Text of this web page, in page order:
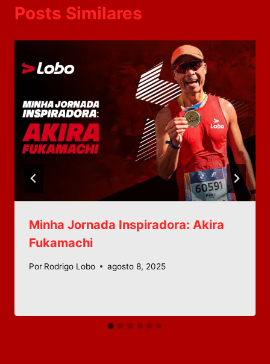
Posts Similares
Minha Jornada Inspiradora: Akira
Fukamachi
Por Rodrigo Lobo agosto 8, 2025